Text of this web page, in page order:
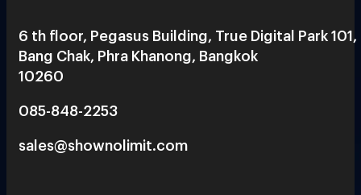
6 th floor, Pegasus Building, True Digital Park 101,
Bang Chak, Phra Khanong, Bangkok
10260
085-848-2253
sales@shownolimit.com